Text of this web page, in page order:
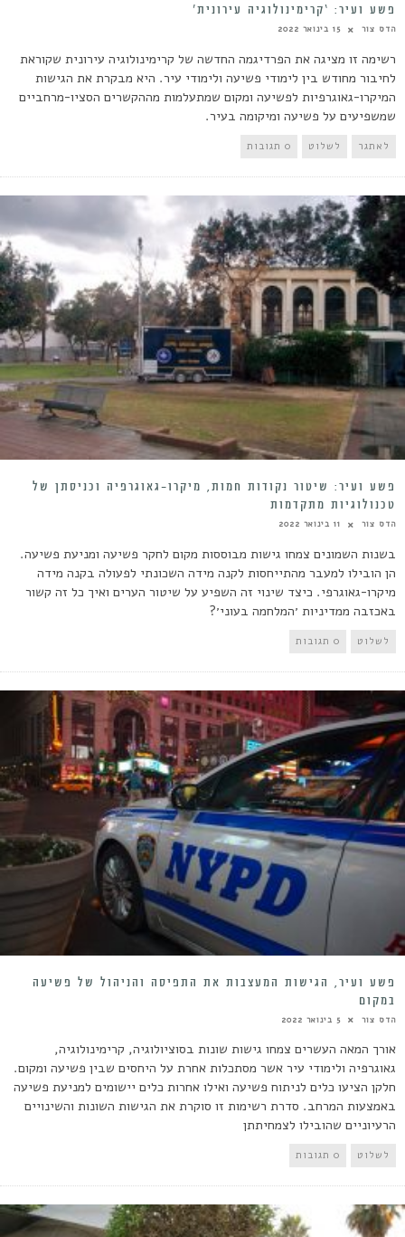
פשע ועיר: ‘קרימינולוגיה עירונית’
הדס צור 15 בינואר 2022
רשימה זו מציגה את הפרדיגמה החדשה של קרימינולוגיה עירונית שקוראת
לחיבור מחודש בין לימודי פשיעה ולימודי עיר. היא מבקרת את הגישות
המיקרו-גאוגרפיות לפשיעה ומקום שמתעלמות מההקשרים הסציו-מרחביים
שמשפיעים על פשיעה ומיקומה בעיר.
לאתגר לשלוט 0 תגובות
פשע ועיר: שיטור נקודות חמות, מיקרו-גאוגרפיה וכניסתן של
טכנולוגיות מתקדמות
הדס צור 11 בינואר 2022
בשנות השמונים צמחו גישות מבוססות מקום לחקר פשיעה ומניעת פשיעה.
הן הובילו למעבר מהתייחסות לקנה מידה השכונתי לפעולה בקנה מידה
מיקרו-גאוגרפי. כיצד שינוי זה השפיע על שיטור הערים ואיך כל זה קשור
באכזבה ממדיניות ׳המלחמה בעוני׳?
לשלוט 0 תגובות
פשע ועיר, הגישות המעצבות את התפיסה והניהול של פשיעה
במקום
הדס צור 5 בינואר 2022
אורך המאה העשרים צמחו גישות שונות בסוציולוגיה, קרימינולוגיה,
גאוגרפיה ולימודי עיר אשר מסתכלות אחרת על היחסים שבין פשיעה ומקום.
חלקן הציעו כלים לניתוח פשיעה ואילו אחרות כלים יישומים למניעת פשיעה
באמצעות המרחב. סדרת רשימות זו סוקרת את הגישות השונות והשינויים
הרעיוניים שהובילו לצמחיתתן
לשלוט 0 תגובות